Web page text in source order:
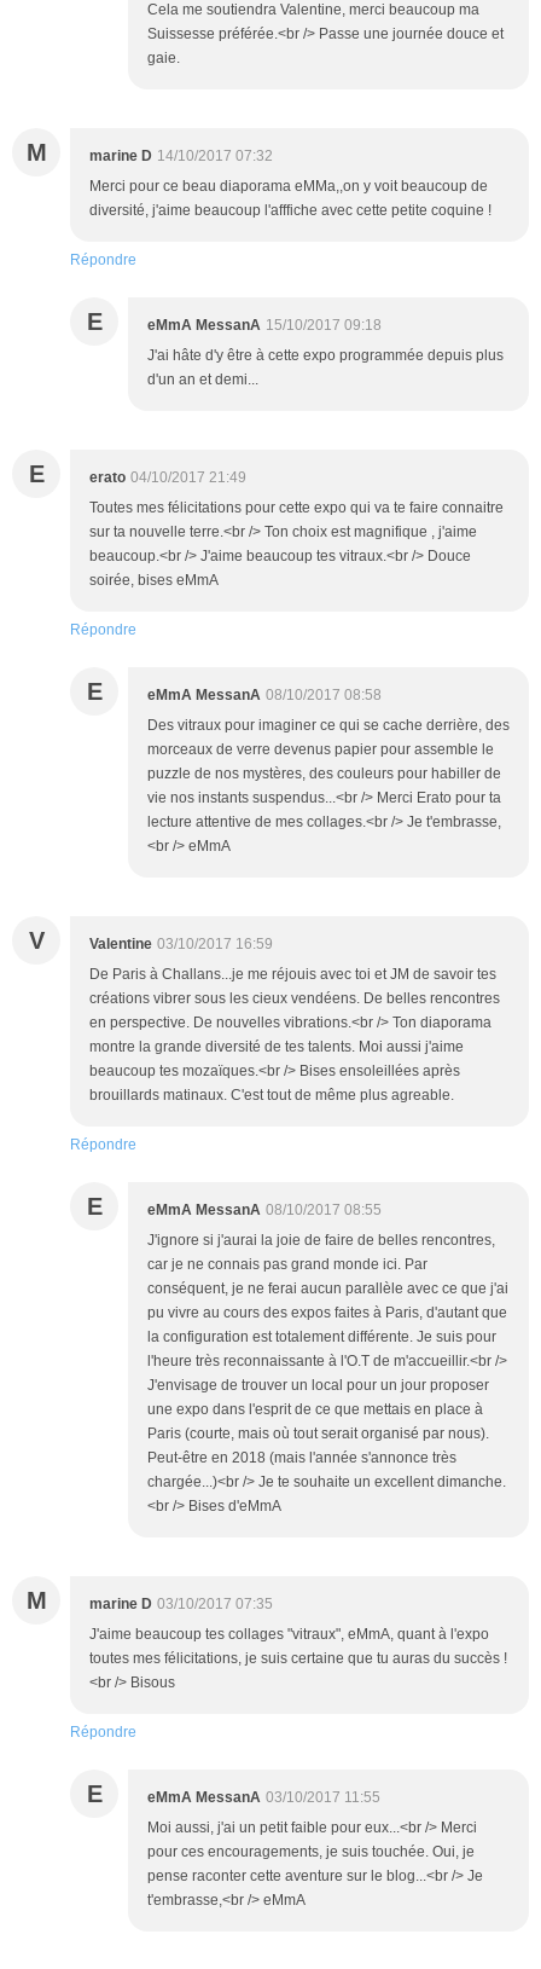
Cela me soutiendra Valentine, merci beaucoup ma
Suissesse préférée.<br /> Passe une journée douce et
gaie.
M marine D 14/10/2017 07:32
Merci pour ce beau diaporama eMMa,,on y voit beaucoup de
diversité, j'aime beaucoup l'afffiche avec cette petite coquine !
Répondre
E eMmA MessanA 15/10/2017 09:18
J'ai hâte d'y être à cette expo programmée depuis plus
d'un an et demi...
E erato 04/10/2017 21:49
Toutes mes félicitations pour cette expo qui va te faire connaitre
sur ta nouvelle terre.<br /> Ton choix est magnifique , j'aime
beaucoup.<br /> J'aime beaucoup tes vitraux.<br /> Douce
soirée, bises eMmA
Répondre
E eMmA MessanA 08/10/2017 08:58
Des vitraux pour imaginer ce qui se cache derrière, des
morceaux de verre devenus papier pour assemble le
puzzle de nos mystères, des couleurs pour habiller de
vie nos instants suspendus...<br /> Merci Erato pour ta
lecture attentive de mes collages.<br /> Je t'embrasse,
<br /> eMmA
V Valentine 03/10/2017 16:59
De Paris à Challans...je me réjouis avec toi et JM de savoir tes
créations vibrer sous les cieux vendéens. De belles rencontres
en perspective. De nouvelles vibrations.<br /> Ton diaporama
montre la grande diversité de tes talents. Moi aussi j'aime
beaucoup tes mozaïques.<br /> Bises ensoleillées après
brouillards matinaux. C'est tout de même plus agreable.
Répondre
E eMmA MessanA 08/10/2017 08:55
J'ignore si j'aurai la joie de faire de belles rencontres,
car je ne connais pas grand monde ici. Par
conséquent, je ne ferai aucun parallèle avec ce que j'ai
pu vivre au cours des expos faites à Paris, d'autant que
la configuration est totalement différente. Je suis pour
l'heure très reconnaissante à l'O.T de m'accueillir.<br />
J'envisage de trouver un local pour un jour proposer
une expo dans l'esprit de ce que mettais en place à
Paris (courte, mais où tout serait organisé par nous).
Peut-être en 2018 (mais l'année s'annonce très
chargée...)<br /> Je te souhaite un excellent dimanche.
<br /> Bises d'eMmA
M marine D 03/10/2017 07:35
J'aime beaucoup tes collages "vitraux", eMmA, quant à l'expo
toutes mes félicitations, je suis certaine que tu auras du succès !
<br /> Bisous
Répondre
E eMmA MessanA 03/10/2017 11:55
Moi aussi, j'ai un petit faible pour eux...<br /> Merci
pour ces encouragements, je suis touchée. Oui, je
pense raconter cette aventure sur le blog...<br /> Je
t'embrasse,<br /> eMmA